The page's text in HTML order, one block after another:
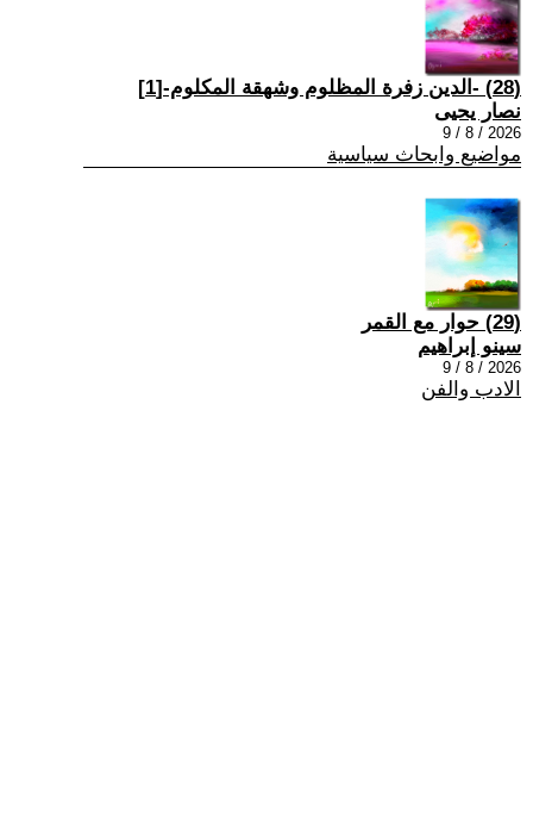
(28) -الدين زفرة المظلوم وشهقة المكلوم-[1]
نصار يحيى
2026 / 8 / 9
مواضيع وابحاث سياسية
(29) حوار مع القمر
سينو إبراهيم
2026 / 8 / 9
الادب والفن